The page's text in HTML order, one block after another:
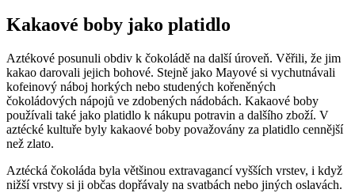
Kakaové boby jako platidlo
Aztékové posunuli obdiv k čokoládě na další úroveň. Věřili, že jim
kakao darovali jejich bohové. Stejně jako Mayové si vychutnávali
kofeinový náboj horkých nebo studených kořeněných
čokoládových nápojů ve zdobených nádobách. Kakaové boby
používali také jako platidlo k nákupu potravin a dalšího zboží. V
aztécké kultuře byly kakaové boby považovány za platidlo cennější
než zlato.
Aztécká čokoláda byla většinou extravagancí vyšších vrstev, i když
nižší vrstvy si ji občas dopřávaly na svatbách nebo jiných oslavách.